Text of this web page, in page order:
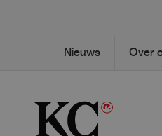
Nieuws Over
navigation